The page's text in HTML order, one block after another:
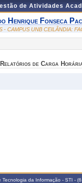
de Atividades
Henrique Fonseca
- CAMPUS UNB CEILÂNDIA:
Relatórios de Carga
Tecnologia da Informação - STI -